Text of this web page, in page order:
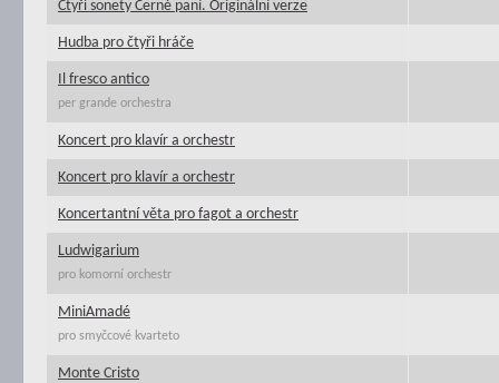
Čtyři sonety Černé paní. Originální verze
Hudba pro čtyři hráče
Il fresco antico
per grande orchestra
Koncert pro klavír a orchestr
Koncert pro klavír a orchestr
Koncertantní věta pro fagot a orchestr
Ludwigarium
pro komorní orchestr
MiniAmadé
pro smyčcové kvarteto
Monte Cristo